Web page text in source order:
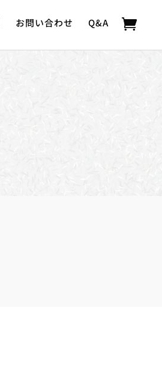
お問い合わせ Q&A